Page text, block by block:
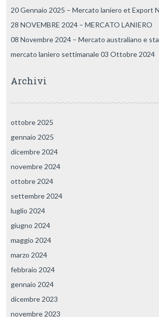
20 Gennaio 2025 – Mercato laniero et Export
28 NOVEMBRE 2024 – MERCATO LANIERO
08 Novembre 2024 – Mercato australiano e
mercato laniero settimanale 03 Ottobre 2024
Archivi
ottobre 2025
gennaio 2025
dicembre 2024
novembre 2024
ottobre 2024
settembre 2024
luglio 2024
giugno 2024
maggio 2024
marzo 2024
febbraio 2024
gennaio 2024
dicembre 2023
novembre 2023